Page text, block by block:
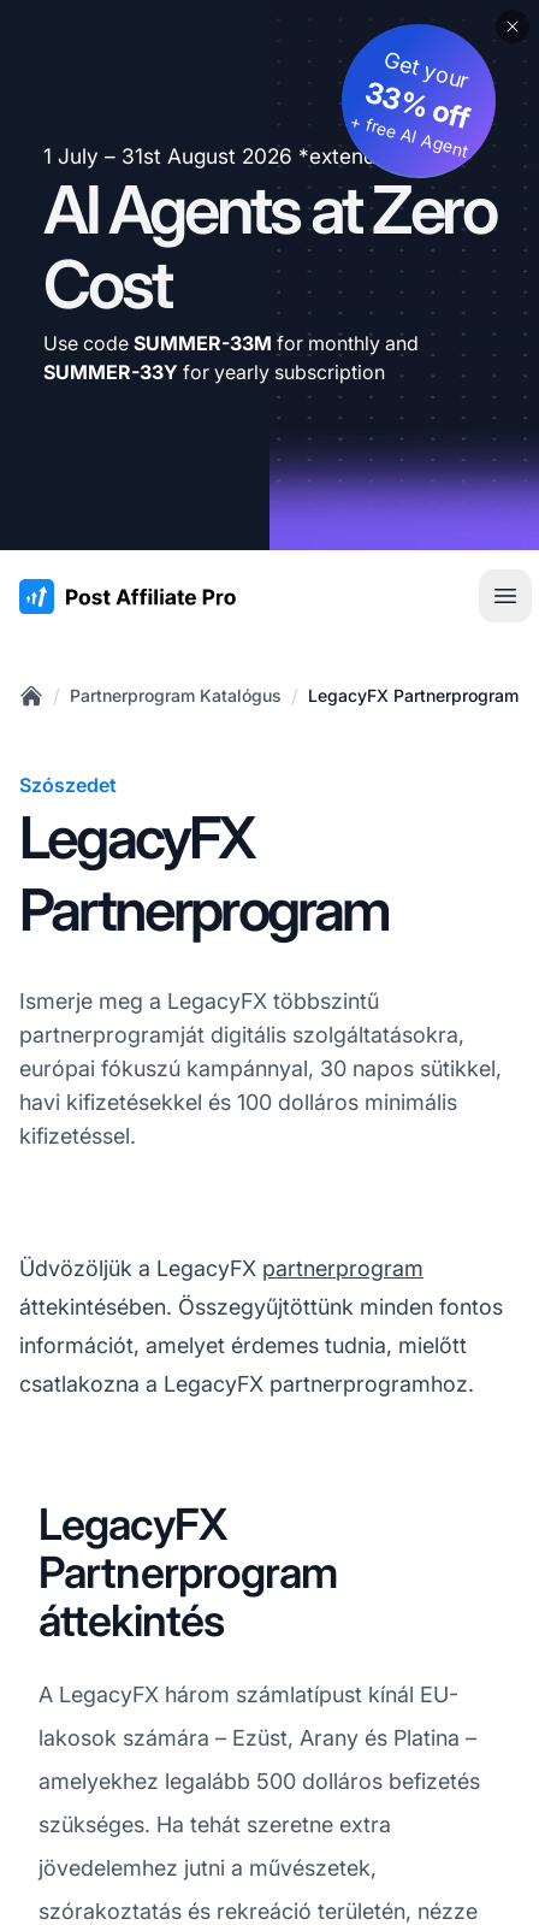
1 July – 31st August 2026 *extended
AI Agents at Zero
Cost
Get your
33% off
+ free AI Agent
Use code SUMMER-33M for monthly and
SUMMER-33Y for yearly subscription
:site.title
/ Partnerprogram Katalógus / LegacyFX Partnerprogram
Szószedet
LegacyFX
Partnerprogram
Ismerje meg a LegacyFX többszintű
partnerprogramját digitális szolgáltatásokra,
európai fókuszú kampánnyal, 30 napos sütikkel,
havi kifizetésekkel és 100 dolláros minimális
kifizetéssel.
Üdvözöljük a LegacyFX partnerprogram
áttekintésében. Összegyűjtöttünk minden fontos
információt, amelyet érdemes tudnia, mielőtt
csatlakozna a LegacyFX partnerprogramhoz.
LegacyFX
Partnerprogram
áttekintés
A LegacyFX három számlatípust kínál EU-
lakosok számára – Ezüst, Arany és Platina –
amelyekhez legalább 500 dolláros befizetés
szükséges. Ha tehát szeretne extra
jövedelemhez jutni a művészetek,
szórakoztatás és rekreáció területén, nézze